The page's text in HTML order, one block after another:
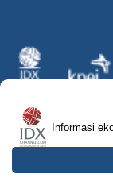
Informasi
©